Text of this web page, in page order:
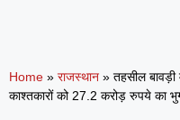
Home » राजस्थान » तहसील
काश्तकारों को 27.2 करोड़ रुपये का